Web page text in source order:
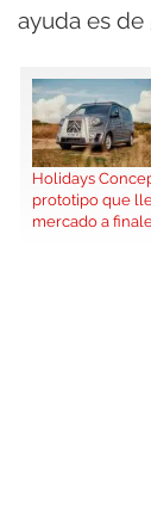
ayuda es de
Holidays
prototipo que
mercado a